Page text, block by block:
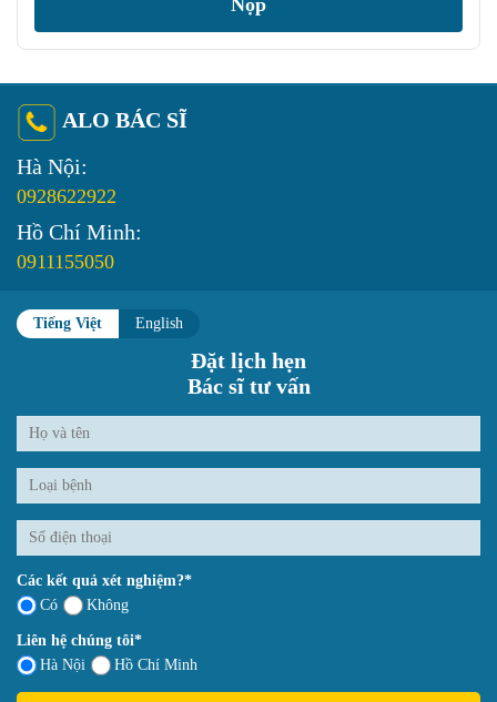
ALO BÁC SĨ
Hà Nội:
0928622922
Hồ Chí Minh:
0911155050
Tiếng Việt English
Đặt lịch hẹn
Bác sĩ tư vấn
Các kết quả xét nghiệm?*
Có
Không
Liên hệ chúng tôi*
Hà Nội
Hồ Chí Minh